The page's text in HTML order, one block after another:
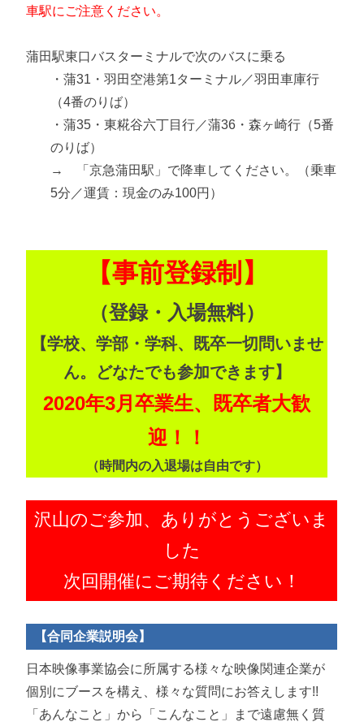
車駅にご注意ください。
蒲田駅東口バスターミナルで次のバスに乗る
・蒲31・羽田空港第1ターミナル／羽田車庫行
（4番のりば）
・蒲35・東糀谷六丁目行／蒲36・森ヶ崎行（5番
のりば）
→ 「京急蒲田駅」で降車してください。（乗車
5分／運賃：現金のみ100円）
【事前登録制】
（登録・入場無料）
【学校、学部・学科、既卒一切問いませ
ん。どなたでも参加できます】
2020年3月卒業生、既卒者大歓
迎！！
（時間内の入退場は自由です）
沢山のご参加、ありがとうございま
した
次回開催にご期待ください！
【合同企業説明会】
日本映像事業協会に所属する様々な映像関連企業が
個別にブースを構え、様々な質問にお答えします!!
「あんなこと」から「こんなこと」まで遠慮無く質